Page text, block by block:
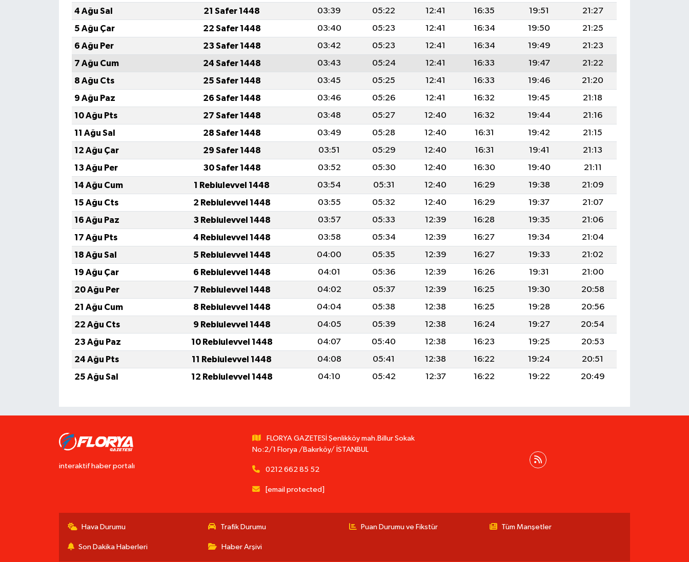
4 Ağu Sal
21 Safer 1448 03:39 05:22 12:41 16:35 19:51
21:27
5 Ağu Çar
22 Safer 1448 03:40 05:23 12:41 16:34 19:50
21:25
6 Ağu Per
23 Safer 1448 03:42 05:23 12:41 16:34 19:49
21:23
7 Ağu Cum
24 Safer 1448 03:43 05:24 12:41 16:33 19:47
21:22
8 Ağu Cts
25 Safer 1448 03:45 05:25 12:41 16:33 19:46
21:20
9 Ağu Paz
26 Safer 1448 03:46 05:26 12:41 16:32 19:45
21:18
10 Ağu Pts
27 Safer 1448 03:48 05:27 12:40 16:32 19:44
21:16
11 Ağu Sal
28 Safer 1448 03:49 05:28 12:40 16:31 19:42
21:15
12 Ağu Çar
29 Safer 1448 03:51 05:29 12:40 16:31 19:41
21:13
13 Ağu Per
30 Safer 1448 03:52 05:30 12:40 16:30 19:40
21:11
14 Ağu Cum
1 Rebiulevvel 1448 03:54 05:31 12:40 16:29 19:38
21:09
15 Ağu Cts
2 Rebiulevvel 1448 03:55 05:32 12:40 16:29 19:37
21:07
16 Ağu Paz
3 Rebiulevvel 1448 03:57 05:33 12:39 16:28 19:35
21:06
17 Ağu Pts
4 Rebiulevvel 1448 03:58 05:34 12:39 16:27 19:34
21:04
18 Ağu Sal
5 Rebiulevvel 1448 04:00 05:35 12:39 16:27 19:33
21:02
19 Ağu Çar
6 Rebiulevvel 1448 04:01 05:36 12:39 16:26 19:31
21:00
20 Ağu Per
7 Rebiulevvel 1448 04:02 05:37 12:39 16:25 19:30
20:58
21 Ağu Cum
8 Rebiulevvel 1448 04:04 05:38 12:38 16:25 19:28
20:56
22 Ağu Cts
9 Rebiulevvel 1448 04:05 05:39 12:38 16:24 19:27
20:54
23 Ağu Paz
10 Rebiulevvel 1448 04:07 05:40 12:38 16:23 19:25
20:53
24 Ağu Pts
11 Rebiulevvel 1448 04:08 05:41 12:38 16:22 19:24
20:51
25 Ağu Sal
12 Rebiulevvel 1448 04:10 05:42 12:37 16:22 19:22 20:49
interaktif haber portalı
FLORYA GAZETESİ Şenlikköy mah.Billur Sokak
No:2/1 Florya /Bakırköy/ İSTANBUL
0212 662 85 52
[email protected]
Hava Durumu Trafik Durumu Puan Durumu ve Fikstür Tüm Manşetler
Son Dakika Haberleri Haber Arşivi